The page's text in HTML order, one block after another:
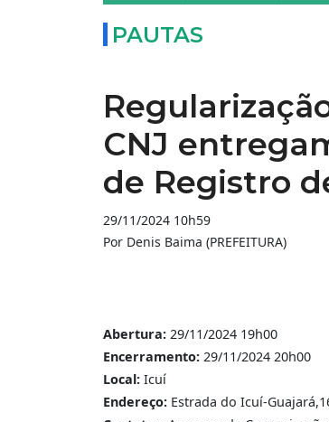
PAUTAS
CNJ
de Registro
29/11/2024 10h59
Por Denis Baima (PREFEITURA)
Abertura: 29/11/2024 19h00
Encerramento: 29/11/2024 20h00
Local: Icuí
Endereço: Estrada do Icuí-